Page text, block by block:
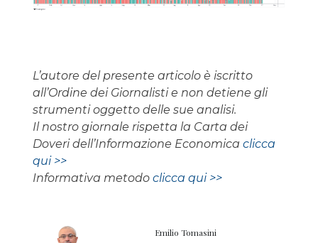
L’autore del presente articolo è iscritto
all’Ordine dei Giornalisti e non detiene gli
strumenti oggetto delle sue analisi.
Il nostro giornale rispetta la Carta dei
Doveri dell’Informazione Economica clicca
qui >>
Informativa metodo clicca qui >>
Emilio Tomasini